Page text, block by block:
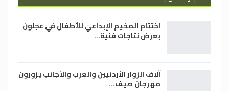
اختتام المخيم الإبداعي للأطفال في عجلون
بعرض نتاجات فنية…
آلاف الزوار الأردنيين والعرب والأجانب يزورون
مهرجان صيف…